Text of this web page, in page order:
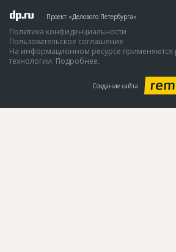
Проект «Делового Петербурга»
Политика конфиденциальности
Пользовательское соглашение
На информационном ресурсе применяются
технологии. Подробнее.
Создание сайта